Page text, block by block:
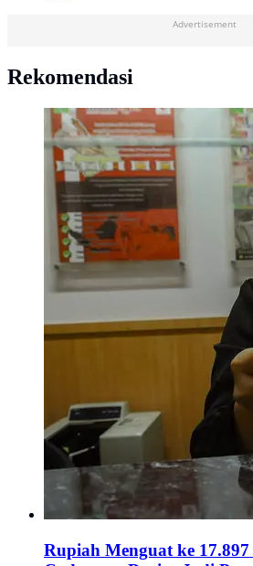
Advertisement
Rekomendasi
Rupiah Menguat ke